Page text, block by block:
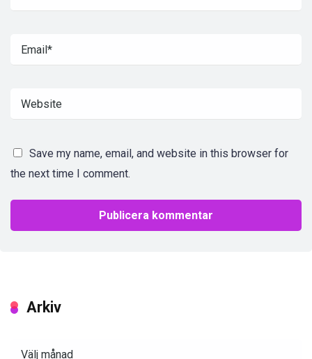
Save my name, email, and website in this browser for
the next time I comment.
Arkiv